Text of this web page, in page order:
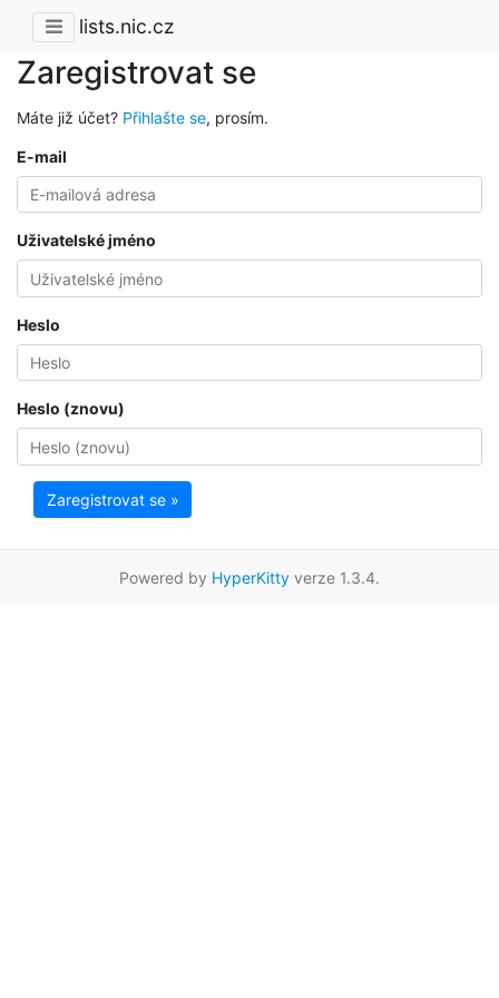
lists.nic.cz
Zaregistrovat se
Máte již účet? Přihlašte se, prosím.
E-mail
Uživatelské jméno
Heslo
Heslo (znovu)
Zaregistrovat se »
Powered by HyperKitty verze 1.3.4.